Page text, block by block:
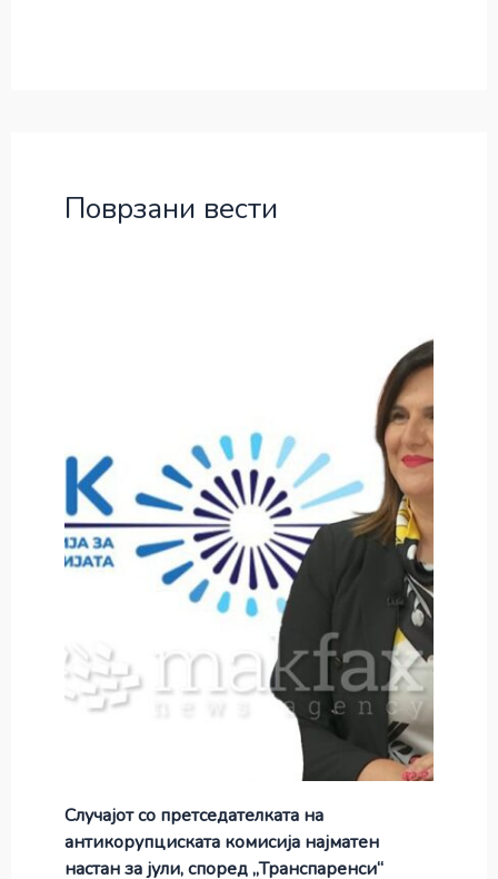
Поврзани вести
Случајот со претседателката на
антикорупциската комисија најматен
настан за јули, според „Транспаренси“